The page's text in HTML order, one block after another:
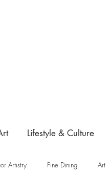
Lifestyle & Culture
Artistry Fine Dining Art